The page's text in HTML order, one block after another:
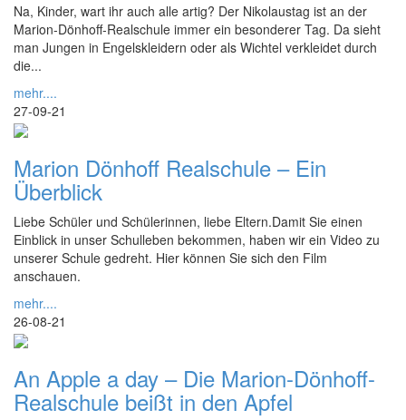
Na, Kinder, wart ihr auch alle artig? Der Nikolaustag ist an der
Marion-Dönhoff-Realschule immer ein besonderer Tag. Da sieht
man Jungen in Engelskleidern oder als Wichtel verkleidet durch
die...
mehr....
27-09-21
Marion Dönhoff Realschule – Ein
Überblick
Liebe Schüler und Schülerinnen, liebe Eltern.Damit Sie einen
Einblick in unser Schulleben bekommen, haben wir ein Video zu
unserer Schule gedreht. Hier können Sie sich den Film
anschauen.
mehr....
26-08-21
An Apple a day – Die Marion-Dönhoff-
Realschule beißt in den Apfel